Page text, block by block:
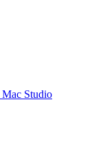
Studio